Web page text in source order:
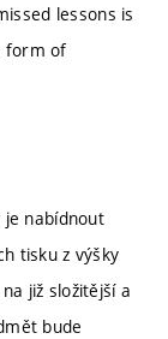
lessons is
form of
je nabídnout
tisku z výšky
již složitější a
bude